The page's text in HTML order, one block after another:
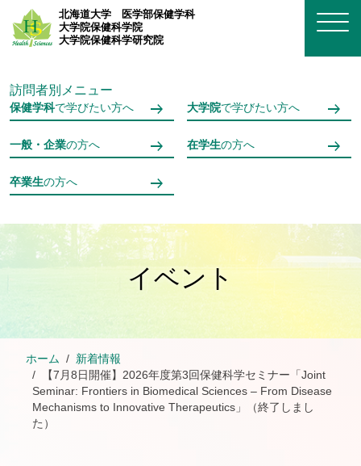
メインコンテンツへスキップ
北海道大学
医学部保健学科
大学院保健科学院
大学院保健科学研究院
訪問者別メニュー
保健学科で学びたい方へ 大学院で学びたい方へ
一般・企業の方へ 在学生の方へ
卒業生の方へ
イベント
ホーム
新着情報
【7月8日開催】2026年度第3回保健科学セミナー「Joint
Seminar: Frontiers in Biomedical Sciences – From Disease
Mechanisms to Innovative Therapeutics」（終了しまし
た）